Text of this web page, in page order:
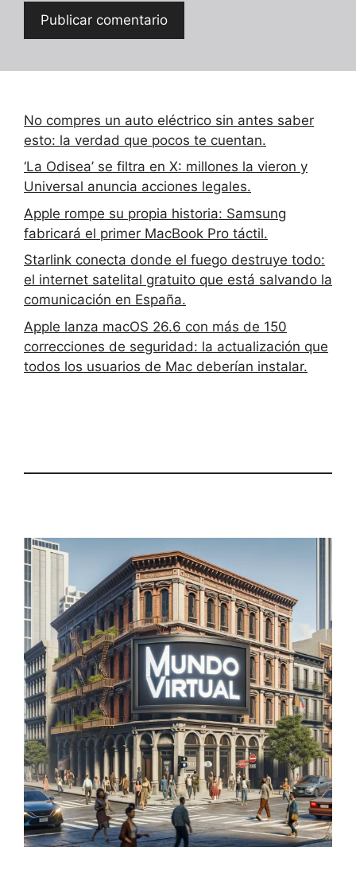
No compres un auto eléctrico sin antes saber
esto: la verdad que pocos te cuentan.
‘La Odisea’ se filtra en X: millones la vieron y
Universal anuncia acciones legales.
Apple rompe su propia historia: Samsung
fabricará el primer MacBook Pro táctil.
Starlink conecta donde el fuego destruye todo:
el internet satelital gratuito que está salvando la
comunicación en España.
Apple lanza macOS 26.6 con más de 150
correcciones de seguridad: la actualización que
todos los usuarios de Mac deberían instalar.